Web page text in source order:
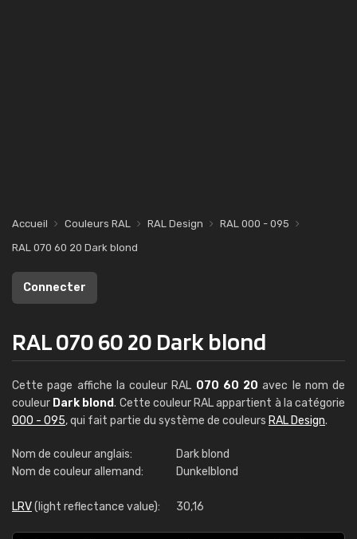
Accueil Couleurs RAL RAL Design
RAL 000 - 095
RAL 070 60 20 Dark blond
Connecter
RAL 070 60 20 Dark blond
Cette page affiche la couleur RAL 070 60 20 avec le nom de
couleur Dark blond. Cette couleur RAL appartient à la catégorie
000 - 095, qui fait partie du système de couleurs RAL Design.
Nom de couleur anglais:
Dark blond
Nom de couleur allemand:
Dunkelblond
LRV(light reflectance value): 30,16